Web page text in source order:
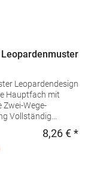
8,26 € *